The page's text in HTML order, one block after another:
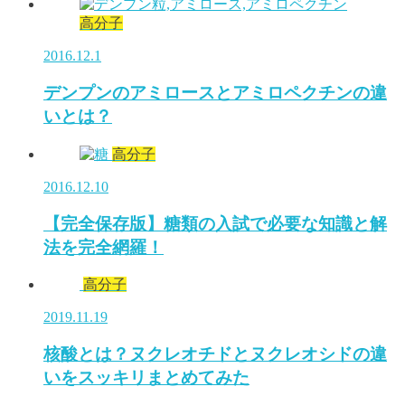
高分子
2016.12.1
デンプンのアミロースとアミロペクチンの違
いとは？
高分子
2016.12.10
【完全保存版】糖類の入試で必要な知識と解
法を完全網羅！
高分子
2019.11.19
核酸とは？ヌクレオチドとヌクレオシドの違
いをスッキリまとめてみた